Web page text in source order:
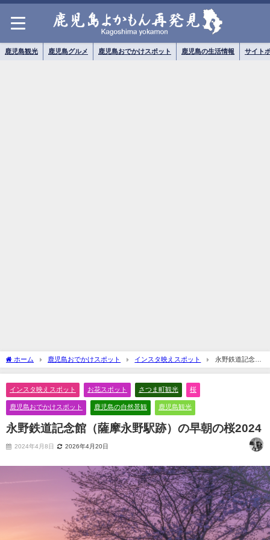
鹿児島観光 鹿児島グルメ 鹿児島おでかけスポット 鹿児島の生活情報 サイト
ホーム 鹿児島おでかけスポット インスタ映えスポット
永野鉄道記念館
（薩摩永野駅跡）の早朝の桜2024
インスタ映えスポット お花スポット さつま町観光 桜
鹿児島おでかけスポット 鹿児島の自然景観 鹿児島観光
永野鉄道記念館（薩摩永野駅跡）の早朝の桜2024
2024年4月8日 2026年4月20日